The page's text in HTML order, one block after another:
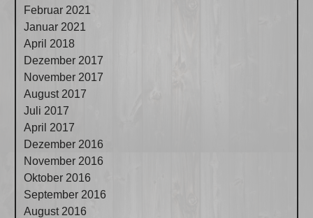
Februar 2021
Januar 2021
April 2018
Dezember 2017
November 2017
August 2017
Juli 2017
April 2017
Dezember 2016
November 2016
Oktober 2016
September 2016
August 2016